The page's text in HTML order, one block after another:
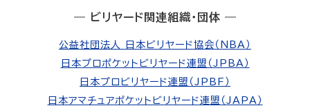
― ビリヤード関連組織・団体 ―
公益社団法人 日本ビリヤード協会（NBA）
日本プロポケットビリヤード連盟（JPBA）
日本プロビリヤード連盟（JPBF）
日本アマチュアポケットビリヤード連盟（JAPA）